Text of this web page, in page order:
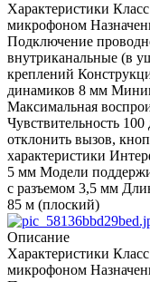
Характеристики
микрофоном
Подключение
внутриканальные (в
креплений
динамиков 8 мм
Максимальная
Чувствительность
отклонить вызов,
характеристики
5 мм Модели
с разъемом 3,5 мм
85 м (плоский)
Описание
Характеристики
микрофоном